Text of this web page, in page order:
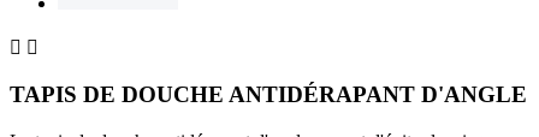
 
TAPIS DE DOUCHE ANTIDÉRAPANT D'ANGLE